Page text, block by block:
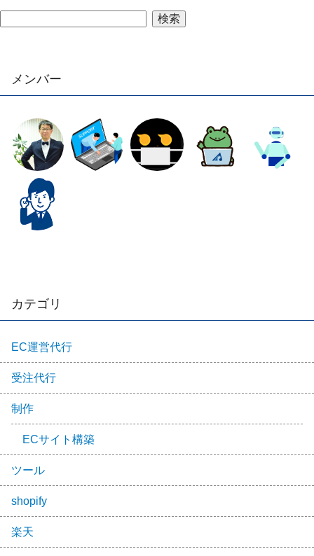
検索
メンバー
カテゴリ
EC運営代行
受注代行
制作
ECサイト構築
ツール
shopify
楽天